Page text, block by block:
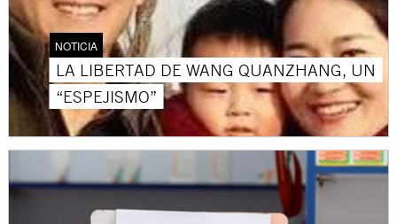
NOTICIA
LA LIBERTAD DE WANG QUANZHANG, UN
“ESPEJISMO”